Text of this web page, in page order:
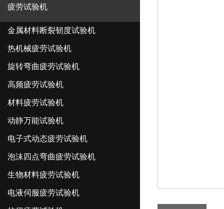
疲劳试验机
金属材料断裂韧度试验机
热机械疲劳试验机
旋转弯曲疲劳试验机
高频疲劳试验机
材料疲劳试验机
动静万能试验机
电子式动态疲劳试验机
泡沫四点弯曲疲劳试验机
生物材料疲劳试验机
电液伺服疲劳试验机